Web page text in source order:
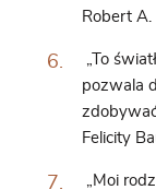
Robert A.
„To
pozwala
Felicity
„Moi